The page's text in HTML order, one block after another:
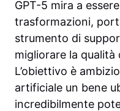
GPT-5 mira a
trasformazioni,
strumento di
migliorare la qualità
L’obiettivo è
artificiale un bene
incredibilmente